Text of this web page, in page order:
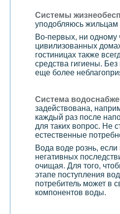
Системы
уподобляюсь жильцам
Во-первых, ни одному
цивилизованных
гостиницах также
средства гигиены.
еще более
Система
задействована,
каждый раз после
для таких вопрос. Не
естественные
Вода воде рознь,
негативных
очищая. Для того,
этапе поступления
потребитель может в
компонентов воды.